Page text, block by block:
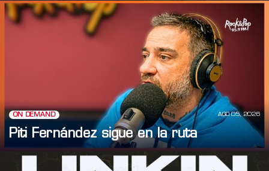
ON DEMAND AGO 05, 2026
Piti Fernández sigue en la ruta